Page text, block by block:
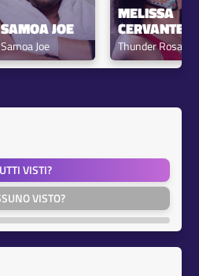
SAMOA JOE
Samoa Joe
MELISSA
CERVANTES
Thunder Rosa
VISTI?
VISTO?